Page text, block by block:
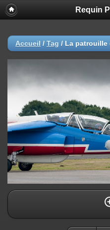
Requin
Accueil / Tag / La patrouille